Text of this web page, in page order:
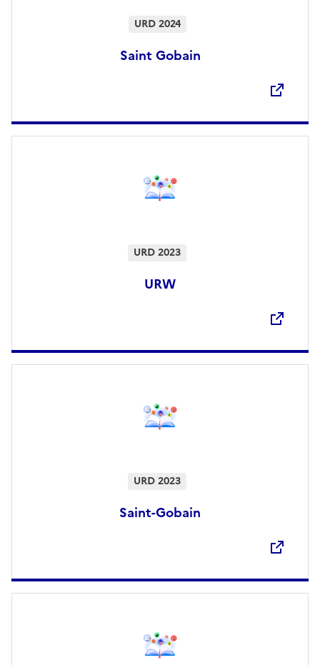
Saint Gobain
URD 2024
URW
URD 2023
Saint-Gobain
URD 2023